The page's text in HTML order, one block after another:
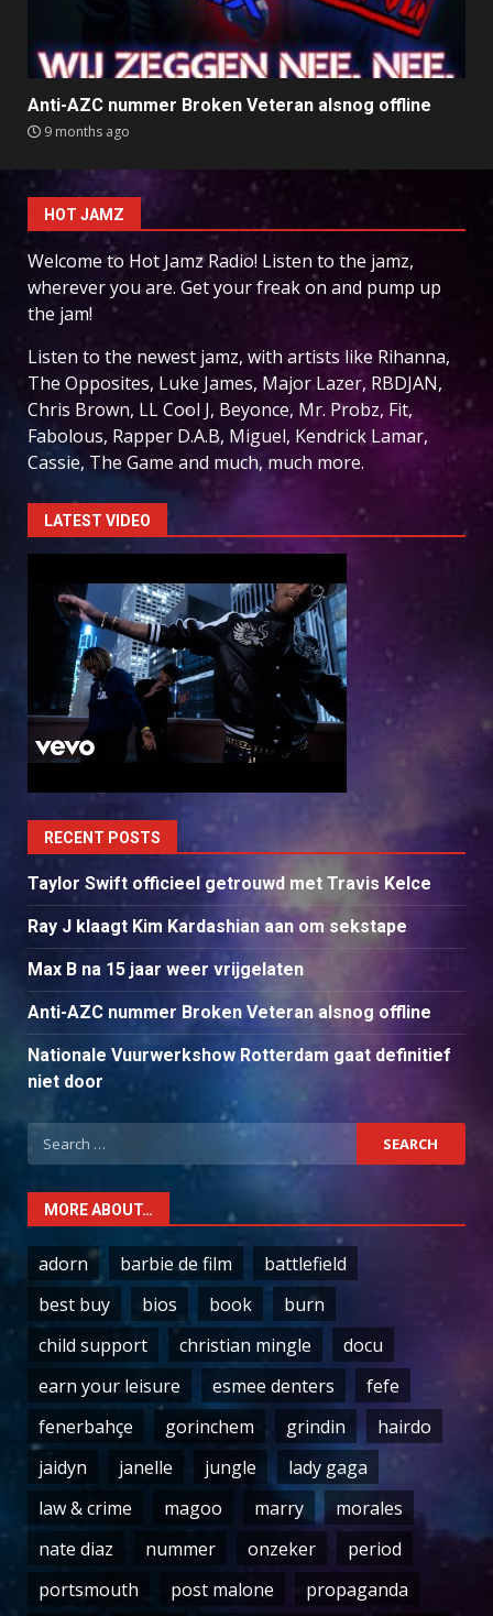
Anti-AZC nummer Broken Veteran alsnog offline
9 months ago
HOT JAMZ
Welcome to Hot Jamz Radio! Listen to the jamz,
wherever you are. Get your freak on and pump up
the jam!
Listen to the newest jamz, with artists like Rihanna,
The Opposites, Luke James, Major Lazer, RBDJAN,
Chris Brown, LL Cool J, Beyonce, Mr. Probz, Fit,
Fabolous, Rapper D.A.B, Miguel, Kendrick Lamar,
Cassie, The Game and much, much more.
LATEST VIDEO
RECENT POSTS
Taylor Swift officieel getrouwd met Travis Kelce
Ray J klaagt Kim Kardashian aan om sekstape
Max B na 15 jaar weer vrijgelaten
Anti-AZC nummer Broken Veteran alsnog offline
Nationale Vuurwerkshow Rotterdam gaat definitief
niet door
Search
for:
MORE ABOUT…
adorn barbie de film
battlefield
best buy
bios book
burn
child support
christian mingle
docu
earn your leisure
esmee denters
fefe
fenerbahçe
gorinchem grindin
hairdo
jaidyn
janelle jungle
lady gaga
law & crime
magoo marry
morales
nate diaz
nummer onzeker
period
portsmouth
post malone propaganda